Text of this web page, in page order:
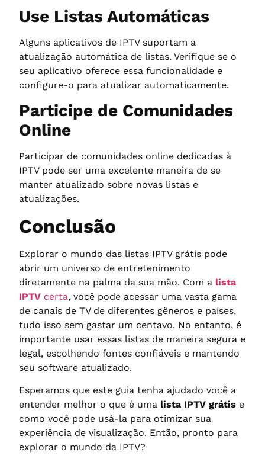
Use Listas Automáticas
Alguns aplicativos de IPTV suportam a
atualização automática de listas. Verifique se o
seu aplicativo oferece essa funcionalidade e
configure-o para atualizar automaticamente.
Participe de Comunidades
Online
Participar de comunidades online dedicadas à
IPTV pode ser uma excelente maneira de se
manter atualizado sobre novas listas e
atualizações.
Conclusão
Explorar o mundo das listas IPTV grátis pode
abrir um universo de entretenimento
diretamente na palma da sua mão. Com a lista
IPTV certa, você pode acessar uma vasta gama
de canais de TV de diferentes gêneros e países,
tudo isso sem gastar um centavo. No entanto, é
importante usar essas listas de maneira segura e
legal, escolhendo fontes confiáveis e mantendo
seu software atualizado.
Esperamos que este guia tenha ajudado você a
entender melhor o que é uma lista IPTV grátis e
como você pode usá-la para otimizar sua
experiência de visualização. Então, pronto para
explorar o mundo da IPTV?